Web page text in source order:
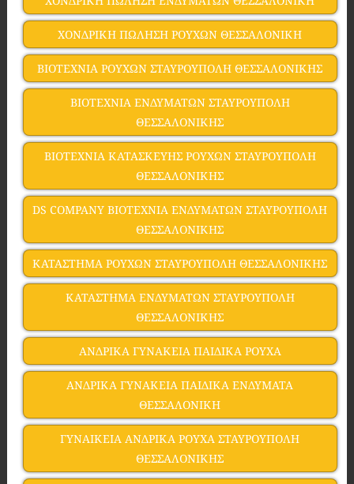
ΧΟΝΔΡΙΚΗ ΠΩΛΗΣΗ ΡΟΥΧΩΝ ΘΕΣΣΑΛΟΝΙΚΗ
ΒΙΟΤΕΧΝΙΑ ΡΟΥΧΩΝ ΣΤΑΥΡΟΥΠΟΛΗ ΘΕΣΣΑΛΟΝΙΚΗΣ
ΒΙΟΤΕΧΝΙΑ ΕΝΔΥΜΑΤΩΝ ΣΤΑΥΡΟΥΠΟΛΗ
ΘΕΣΣΑΛΟΝΙΚΗΣ
ΒΙΟΤΕΧΝΙΑ ΚΑΤΑΣΚΕΥΗΣ ΡΟΥΧΩΝ ΣΤΑΥΡΟΥΠΟΛΗ
ΘΕΣΣΑΛΟΝΙΚΗΣ
DS COMPANY ΒΙΟΤΕΧΝΙΑ ΕΝΔΥΜΑΤΩΝ ΣΤΑΥΡΟΥΠΟΛΗ
ΘΕΣΣΑΛΟΝΙΚΗΣ
ΚΑΤΑΣΤΗΜΑ ΡΟΥΧΩΝ ΣΤΑΥΡΟΥΠΟΛΗ ΘΕΣΣΑΛΟΝΙΚΗΣ
ΚΑΤΑΣΤΗΜΑ ΕΝΔΥΜΑΤΩΝ ΣΤΑΥΡΟΥΠΟΛΗ
ΘΕΣΣΑΛΟΝΙΚΗΣ
ΑΝΔΡΙΚΑ ΓΥΝΑΚΕΙΑ ΠΑΙΔΙΚΑ ΡΟΥΧΑ
ΑΝΔΡΙΚΑ ΓΥΝΑΚΕΙΑ ΠΑΙΔΙΚΑ ΕΝΔΥΜΑΤΑ
ΘΕΣΣΑΛΟΝΙΚΗ
ΓΥΝΑΙΚΕΙΑ ΑΝΔΡΙΚΑ ΡΟΥΧΑ ΣΤΑΥΡΟΥΠΟΛΗ
ΘΕΣΣΑΛΟΝΙΚΗΣ